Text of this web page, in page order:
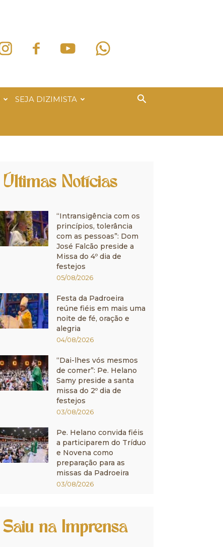
SEJA DIZIMISTA
Últimas Notícias
“Intransigência com os
princípios, tolerância
com as pessoas”: Dom
José Falcão preside a
Missa do 4º dia de
festejos
05/08/2026
Festa da Padroeira
reúne fiéis em mais uma
noite de fé, oração e
alegria
04/08/2026
“Dai-lhes vós mesmos
de comer”: Pe. Helano
Samy preside a santa
missa do 2º dia de
festejos
03/08/2026
Pe. Helano convida fiéis
a participarem do Tríduo
e Novena como
preparação para as
missas da Padroeira
03/08/2026
Saiu na Imprensa